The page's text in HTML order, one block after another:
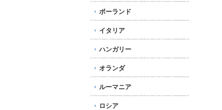
ポーランド
イタリア
ハンガリー
オランダ
ルーマニア
ロシア